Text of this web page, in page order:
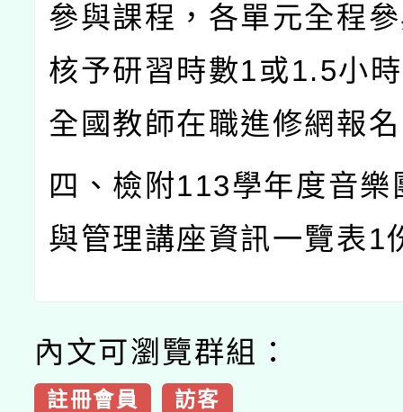
參與課程，各單元全程
核予研習時數1或1.5小
全國教師在職進修網報
四、檢附113學年度音樂
與管理講座資訊一覽表1
內文可瀏覽群組：
註冊會員 訪客